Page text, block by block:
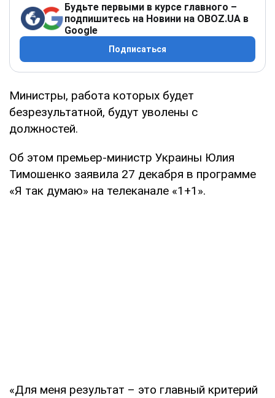
Будьте первыми в курсе главного –
подпишитесь на Новини на OBOZ.UA в
Google
Подписаться
Министры, работа которых будет
безрезультатной, будут уволены с
должностей.
Об этом премьер-министр Украины Юлия
Тимошенко заявила 27 декабря в программе
«Я так думаю» на телеканале «1+1».
«Для меня результат – это главный критерий